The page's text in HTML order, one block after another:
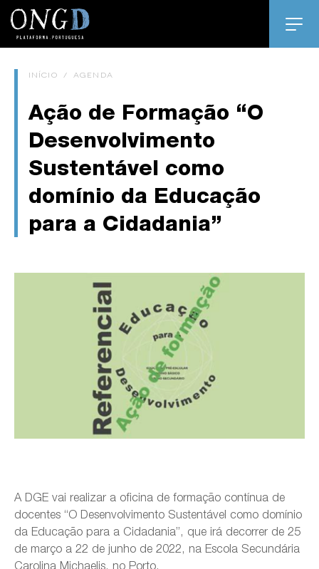
INÍCIO / AGENDA
Ação de Formação “O
Desenvolvimento
Sustentável como
domínio da Educação
para a Cidadania”
A DGE vai realizar a oficina de formação contínua de
docentes “O Desenvolvimento Sustentável como domínio
da Educação para a Cidadania”, que irá decorrer de 25
de março a 22 de junho de 2022, na Escola Secundária
Carolina Michaelis, no Porto.